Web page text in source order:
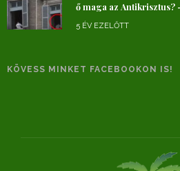
ő maga az Antikrisztus?
5 ÉV EZELŐTT
KÖVESS MINKET FACEBOOKON IS!